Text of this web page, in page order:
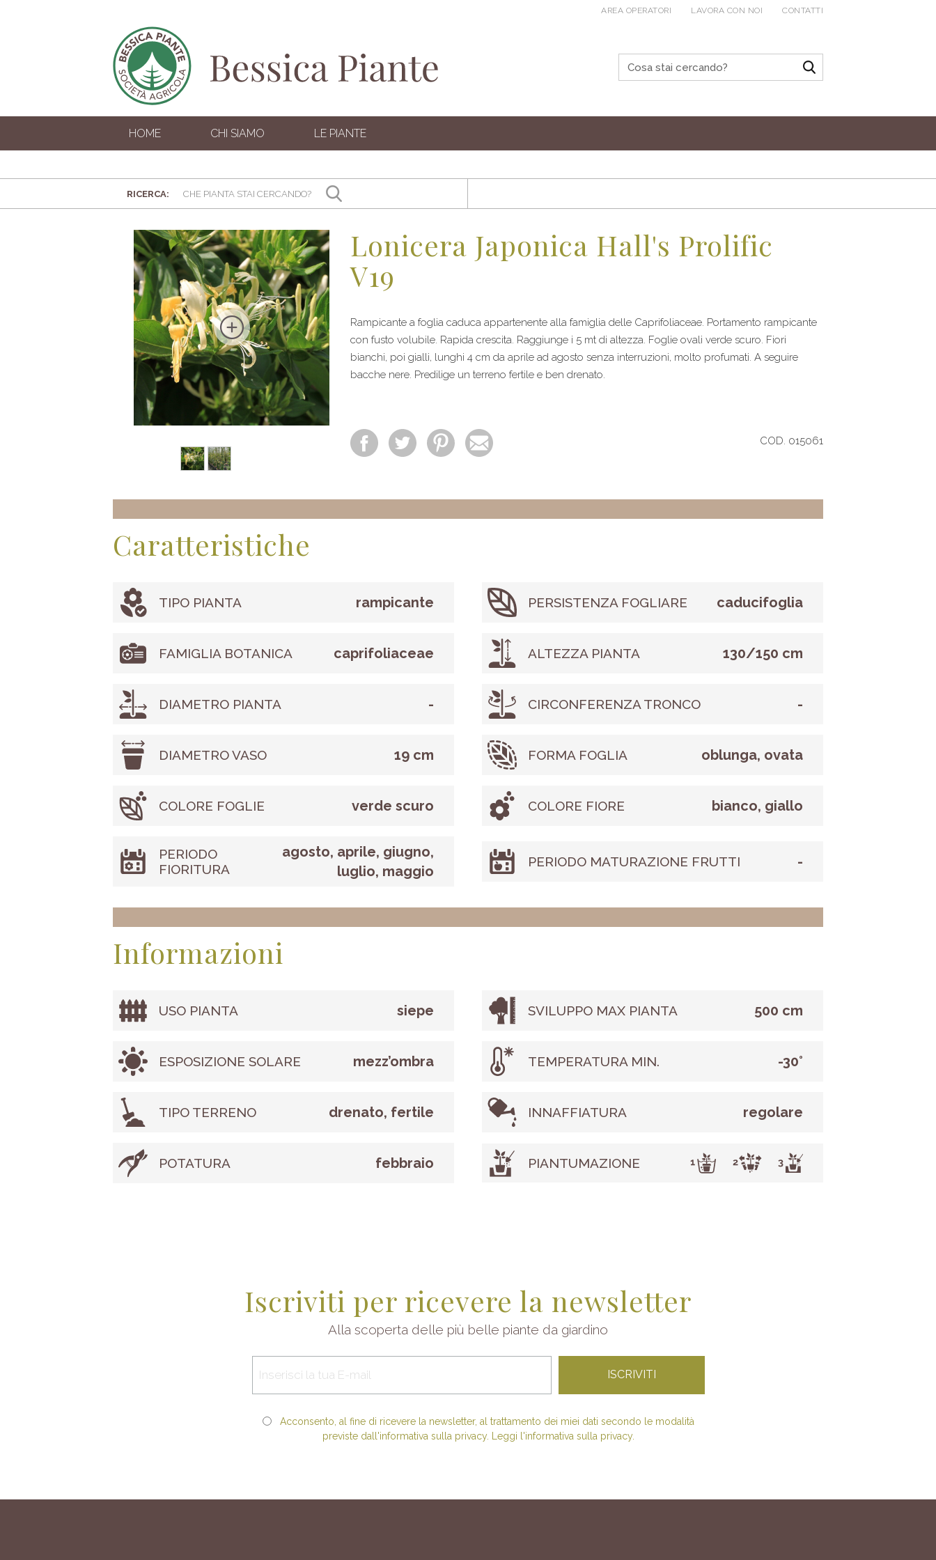
AREA OPERATORI LAVORA CON NOI CONTATTI
HOME CHI SIAMO LE PIANTE
RICERCA:
Lonicera Japonica Hall's Prolific
V19
Rampicante a foglia caduca appartenente alla famiglia delle Caprifoliaceae. Portamento rampicante
con fusto volubile. Rapida crescita. Raggiunge i 5 mt di altezza. Foglie ovali verde scuro. Fiori
bianchi, poi gialli, lunghi 4 cm da aprile ad agosto senza interruzioni, molto profumati. A seguire
bacche nere. Predilige un terreno fertile e ben drenato.
COD. 015061
Caratteristiche
TIPO PIANTA rampicante PERSISTENZA FOGLIARE caducifoglia
FAMIGLIA BOTANICA caprifoliaceae ALTEZZA PIANTA 130/150 cm
DIAMETRO PIANTA - CIRCONFERENZA TRONCO -
DIAMETRO VASO 19 cm FORMA FOGLIA oblunga, ovata
COLORE FOGLIE verde scuro COLORE FIORE bianco, giallo
PERIODO
FIORITURA
agosto, aprile, giugno,
luglio, maggio
PERIODO MATURAZIONE FRUTTI -
Informazioni
USO PIANTA siepe SVILUPPO MAX PIANTA 500 cm
ESPOSIZIONE SOLARE mezz’ombra TEMPERATURA MIN. -30°
TIPO TERRENO drenato, fertile INNAFFIATURA regolare
POTATURA febbraio PIANTUMAZIONE
Iscriviti per ricevere la newsletter
Alla scoperta delle più belle piante da giardino
Acconsento, al fine di ricevere la newsletter, al trattamento dei miei dati secondo le modalità
previste dall'informativa sulla privacy. Leggi l'informativa sulla privacy.